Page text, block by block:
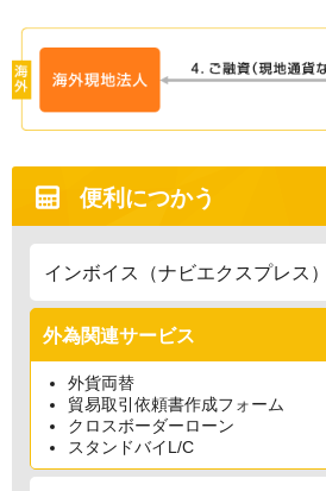
便利につかう
インボイス（ナビエクスプレス）
外為関連サービス
外貨両替
貿易取引依頼書作成フォーム
クロスボーダーローン
スタンドバイL/C